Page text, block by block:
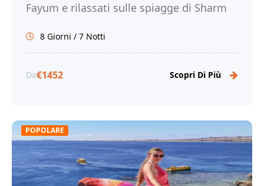
Fayum e rilassati sulle spiagge di Sharm
8 Giorni / 7 Notti
Da€1452 Scopri Di Più
POPOLARE